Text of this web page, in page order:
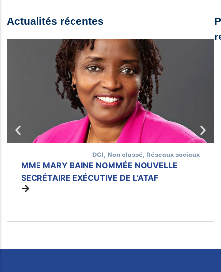
Actualités récentes
DGI Non classé Réseaux sociaux
MME MARY BAINE NOMMÉE NOUVELLE
SECRÉTAIRE EXÉCUTIVE DE L’ATAF